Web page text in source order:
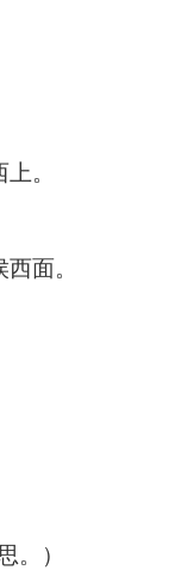
上。
西面。
。）